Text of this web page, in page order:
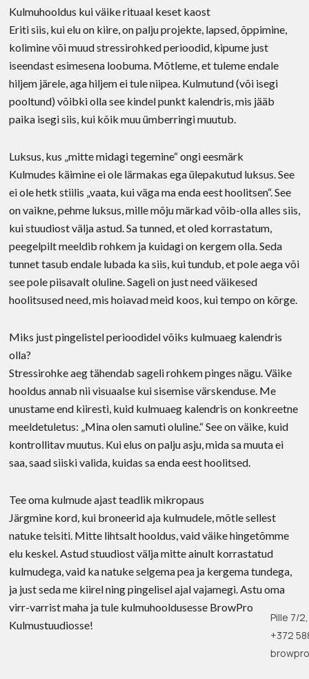
Kulmuhooldus kui väike rituaal keset kaost
Eriti siis, kui elu on kiire, on palju projekte, lapsed, õppimine,
kolimine või muud stressirohked perioodid, kipume just
iseendast esimesena loobuma. Mõtleme, et tuleme endale
hiljem järele, aga hiljem ei tule niipea. Kulmutund (või isegi
pooltund) võibki olla see kindel punkt kalendris, mis jääb
paika isegi siis, kui kõik muu ümberringi muutub.
Luksus, kus „mitte midagi tegemine“ ongi eesmärk
Kulmudes käimine ei ole lärmakas ega ülepakutud luksus. See
ei ole hetk stiilis „vaata, kui väga ma enda eest hoolitsen“. See
on vaikne, pehme luksus, mille mõju märkad võib-olla alles siis,
kui stuudiost välja astud. Sa tunned, et oled korrastatum,
peegelpilt meeldib rohkem ja kuidagi on kergem olla. Seda
tunnet tasub endale lubada ka siis, kui tundub, et pole aega või
see pole piisavalt oluline. Sageli on just need väikesed
hoolitsused need, mis hoiavad meid koos, kui tempo on kõrge.
Miks just pingelistel perioodidel võiks kulmuaeg kalendris
olla?
Stressirohke aeg tähendab sageli rohkem pinges nägu. Väike
hooldus annab nii visuaalse kui sisemise värskenduse. Me
unustame end kiiresti, kuid kulmuaeg kalendris on konkreetne
meeldetuletus: „Mina olen samuti oluline.“ See on väike, kuid
kontrollitav muutus. Kui elus on palju asju, mida sa muuta ei
saa, saad siiski valida, kuidas sa enda eest hoolitsed.
Tee oma kulmude ajast teadlik mikropaus
Järgmine kord, kui broneerid aja kulmudele, mõtle sellest
natuke teisiti. Mitte lihtsalt hooldus, vaid väike hingetõmme
elu keskel. Astud stuudiost välja mitte ainult korrastatud
kulmudega, vaid ka natuke selgema pea ja kergema tundega,
ja just seda me kiirel ning pingelisel ajal vajamegi. Astu oma
virr-varrist maha ja tule kulmuhooldusesse BrowPro
Kulmustuudiosse!
Pille 7/
+372